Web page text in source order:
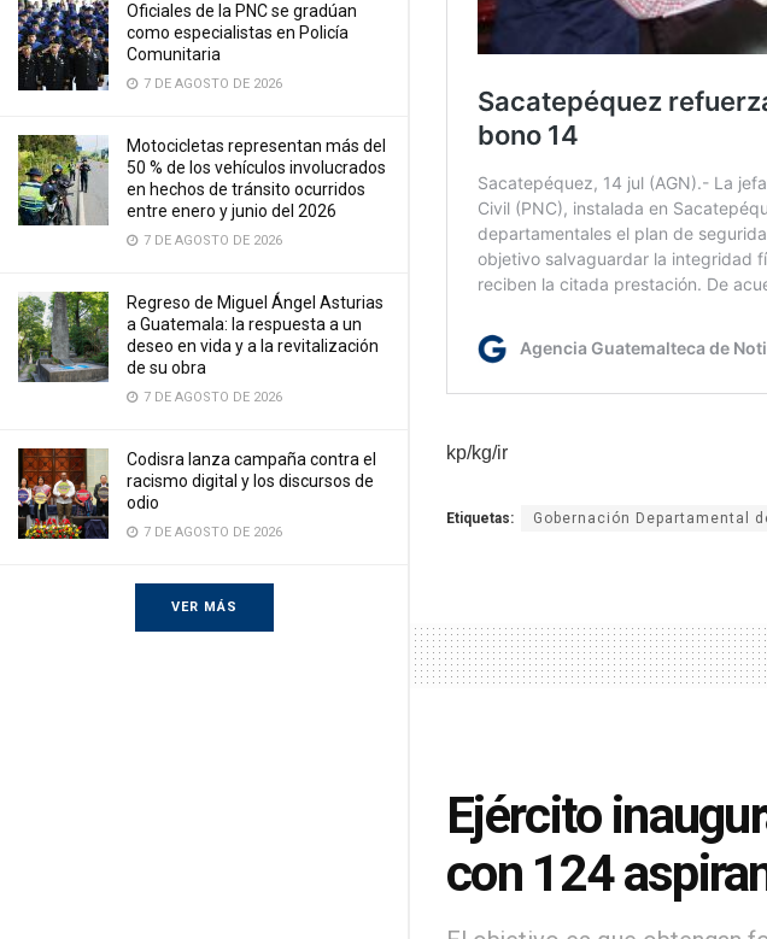
Oficiales de la PNC se gradúan
como especialistas en Policía
Comunitaria
7 DE AGOSTO DE 2026
Motocicletas representan más del
50 % de los vehículos involucrados
en hechos de tránsito ocurridos
entre enero y junio del 2026
7 DE AGOSTO DE 2026
Regreso de Miguel Ángel Asturias
a Guatemala: la respuesta a un
deseo en vida y a la revitalización
de su obra
7 DE AGOSTO DE 2026
Codisra lanza campaña contra el
racismo digital y los discursos de
odio
7 DE AGOSTO DE 2026
VER MÁS
kp/kg/ir
Etiquetas: Gobernación Departamental
Ejército
con 124